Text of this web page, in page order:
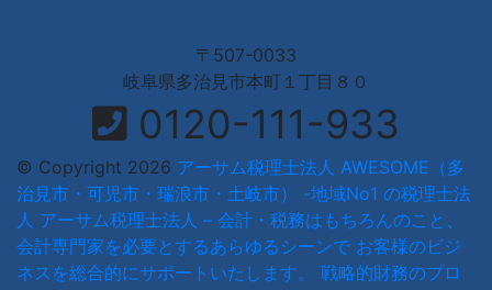
〒507-0033
岐阜県多治見市本町１丁目８０
0120-111-933
© Copyright 2026 アーサム税理士法人 AWESOME（多
治見市・可児市・瑞浪市・土岐市） -地域No1 の税理士法
人 アーサム税理士法人 – 会計・税務はもちろんのこと、
会計専門家を必要とするあらゆるシーンで お客様のビジ
ネスを総合的にサポートいたします。 戦略的財務のプロ